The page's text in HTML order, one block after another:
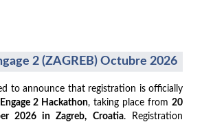
2 (ZAGREB) Octubre 2026
to announce that registration is officially
Engage 2 Hackathon, taking place from 20
2026 in Zagreb, Croatia. Registration